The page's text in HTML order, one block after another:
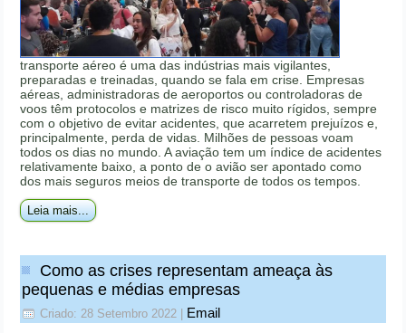
transporte aéreo é uma das indústrias mais vigilantes,
preparadas e treinadas, quando se fala em crise. Empresas
aéreas, administradoras de aeroportos ou controladoras de
voos têm protocolos e matrizes de risco muito rígidos, sempre
com o objetivo de evitar acidentes, que acarretem prejuízos e,
principalmente, perda de vidas. Milhões de pessoas voam
todos os dias no mundo. A aviação tem um índice de acidentes
relativamente baixo, a ponto de o avião ser apontado como
dos mais seguros meios de transporte de todos os tempos.
Leia mais...
Como as crises representam ameaça às
pequenas e médias empresas
Criado: 28 Setembro 2022 Email